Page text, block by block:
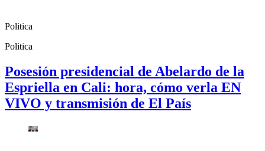
Politica
Politica
Posesión presidencial de Abelardo de la
Espriella en Cali: hora, cómo verla EN
VIVO y transmisión de El País